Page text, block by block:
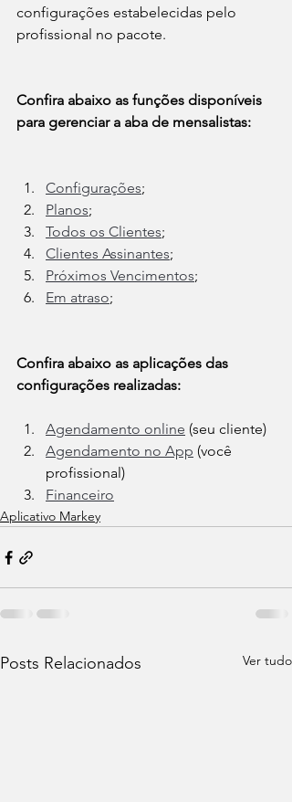
configurações estabelecidas pelo
profissional no pacote.
Confira abaixo as funções disponíveis
para gerenciar a aba de mensalistas:
Configurações;
Planos;
Todos os Clientes;
Clientes Assinantes;
Próximos Vencimentos;
Em atraso;
Confira abaixo as aplicações das
configurações realizadas:
Agendamento online (seu cliente)
Agendamento no App (você
profissional)
Financeiro
Aplicativo Markey
Posts Relacionados Ver tudo